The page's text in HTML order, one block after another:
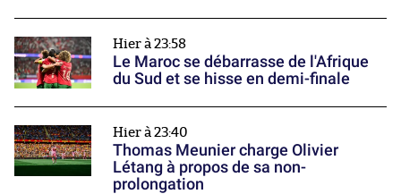
Hier à 23:58
Le Maroc se débarrasse de l'Afrique
du Sud et se hisse en demi-finale
Hier à 23:40
Thomas Meunier charge Olivier
Létang à propos de sa non-
prolongation